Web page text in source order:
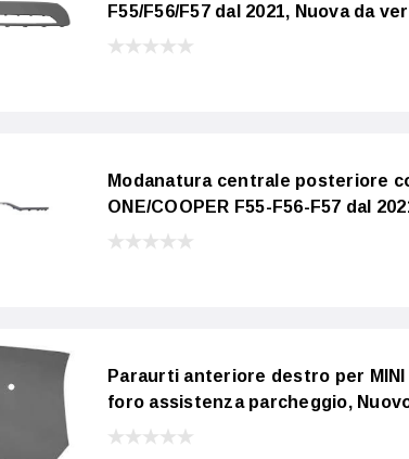
F55/F56/F57 dal 2021, Nuova da
Modanatura centrale posteriore
ONE/COOPER F55-F56-F57 dal
Paraurti anteriore destro per MINI
foro assistenza parcheggio,